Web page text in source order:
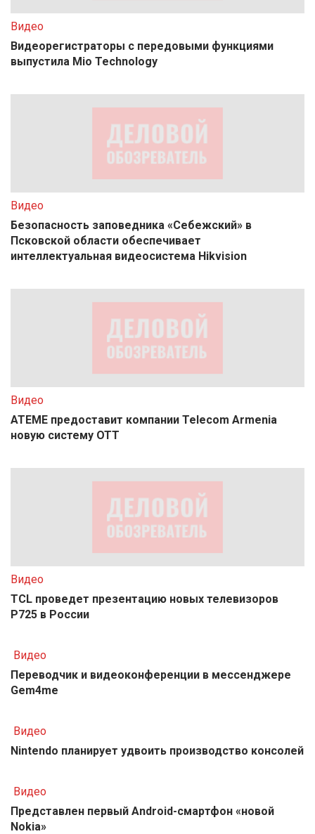
Видео
Видеорегистраторы с передовыми функциями
выпустила Mio Technology
Видео
Безопасность заповедника «Себежский» в
Псковской области обеспечивает
интеллектуальная видеосистема Hikvision
Видео
ATEME предоставит компании Telecom Armenia
новую систему OTT
Видео
TCL проведет презентацию новых телевизоров
P725 в России
Видео
Переводчик и видеоконференции в мессенджере
Gem4me
Видео
Nintendo планирует удвоить производство консолей
Видео
Представлен первый Android-смартфон «новой
Nokia»